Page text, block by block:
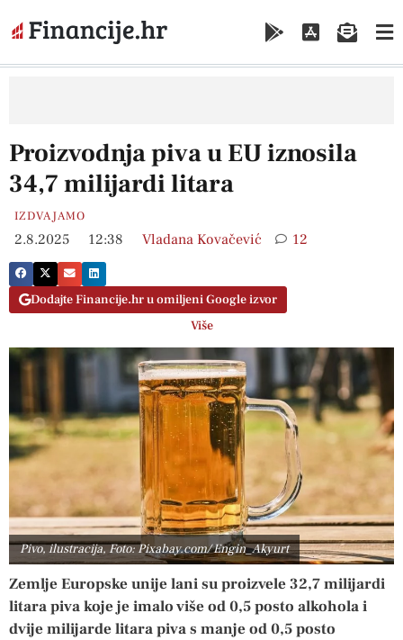
Proizvodnja piva u EU iznosila
34,7 milijardi litara
IZDVAJAMO
2.8.2025 12:38 Vladana Kovačević 12
Dodajte Financije.hr u omiljeni Google izvor
Više
Pivo, ilustracija, Foto: Pixabay.com/ Engin_Akyurt
Zemlje Europske unije lani su proizvele 32,7 milijardi
litara piva koje je imalo više od 0,5 posto alkohola i
dvije milijarde litara piva s manje od 0,5 posto